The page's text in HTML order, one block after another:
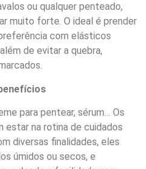
ou qualquer penteado,
muito forte. O ideal é prender
com elásticos
de evitar a quebra,
para pentear, sérum… Os
estar na rotina de cuidados
diversas finalidades, eles
úmidos ou secos, e